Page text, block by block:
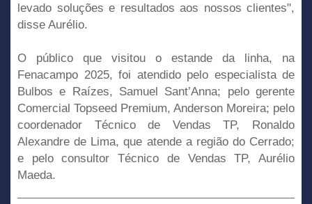
levado soluções e resultados aos nossos clientes",
disse Aurélio.
O público que visitou o estande da linha, na
Fenacampo 2025, foi atendido pelo especialista de
Bulbos e Raízes, Samuel Sant’Anna; pelo gerente
Comercial Topseed Premium, Anderson Moreira; pelo
coordenador Técnico de Vendas TP, Ronaldo
Alexandre de Lima, que atende a região do Cerrado;
e pelo consultor Técnico de Vendas TP, Aurélio
Maeda.